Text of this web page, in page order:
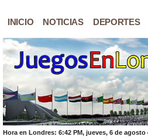
INICIO NOTICIAS DEPORTES
Hora en Londres: 6:42 PM, jueves, 6 de agosto